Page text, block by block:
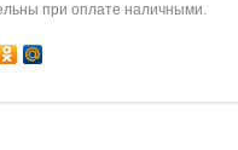
при оплате наличными.